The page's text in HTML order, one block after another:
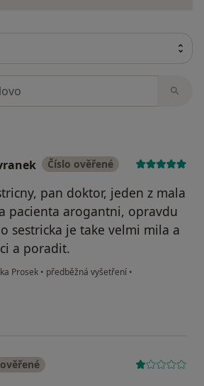
Číslo ověřené
pan doktor, jeden z mala
pacienta arogantni, opravdu
sestricka je take velmi mila a
a poradit.
Prosek • předběžná vyšetření •
Karel Havranek